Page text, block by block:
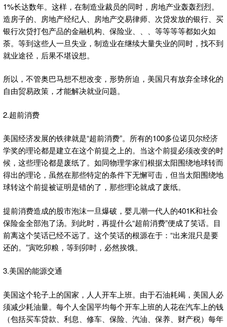
1%长达数年。这样，在制造业裁员的同时，房地产业轰轰烈烈。
造房子的、房地产经纪人、房地产交易律师、次贷发放的银行、买
银行次贷打包产品的金融机构、保险业、、、等等等等都如火如
荼。等到这些人一旦失业，制造业在继续大量失业的同时，找不到
就业途径，后果不堪设想。
所以，不管奥巴马想不想改变，形势所迫，美国只有放弃全球化的
自由贸易政策，才能解决就业问题。
2.超前消费
美国经济发展的铁律就是“超前消费”。所有的100多位诺贝尔经济
学奖的理论都是建立在这个前提之上的。当这个前提必须改变的时
候，这些理论都是废纸了。如同物理学家们根据太阳围绕地球转而
得出的理论，虽然在那些特定的条件下无懈可击，但当太阳围绕地
球转这个前提被证明是错的了，那些理论就成了废纸。
提前消费造成的股市泡沫一旦爆破，婴儿潮一代人的401K和社会
保险金全部泡了汤。到此时，再提什么“超前消费”便成了笑话。目
前离这个笑话已经不远了。这个笑话的根源在于：“出来混只是要
还的。”寅吃卯粮，等到卯时，必然挨饿。
3.美国的能源交通
美国这个轮子上的国家，人人开车上班。由于石油耗竭，美国人必
须减少耗油量。每个人全国平均每个开车上班的人花在汽车上的钱
（包括买车贷款、利息、修车、保险、汽油、保养、财产税）每年